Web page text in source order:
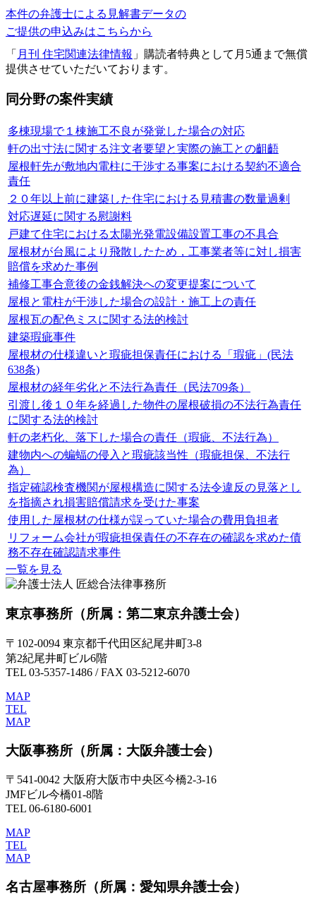
本件の弁護士による見解書データの
ご提供の申込みはこちらから
「 月刊 住宅関連法律情報 」購読者特典として月5通まで無償
提供させていただいております。
同分野の案件実績
多棟現場で１棟施工不良が発覚した場合の対応
軒の出寸法に関する注文者要望と実際の施工との齟齬
屋根軒先が敷地内電柱に干渉する事案における契約不適合
責任
２０年以上前に建築した住宅における見積書の数量過剰
対応遅延に関する慰謝料
戸建て住宅における太陽光発電設備設置工事の不具合
屋根材が台風により飛散したため，工事業者等に対し損害
賠償を求めた事例
補修工事合意後の金銭解決への変更提案について
屋根と電柱が干渉した場合の設計・施工上の責任
屋根瓦の配色ミスに関する法的検討
建築瑕疵事件
屋根材の仕様違いと瑕疵担保責任における「瑕疵」(民法
638条)
屋根材の経年劣化と不法行為責任（民法709条）
引渡し後１０年を経過した物件の屋根破損の不法行為責任
に関する法的検討
軒の老朽化、落下した場合の責任（瑕疵、不法行為）
建物内への蝙蝠の侵入と瑕疵該当性（瑕疵担保、不法行
為）
指定確認検査機関が屋根構造に関する法令違反の見落とし
を指摘され損害賠償請求を受けた事案
使用した屋根材の仕様が誤っていた場合の費用負担者
リフォーム会社が瑕疵担保責任の不存在の確認を求めた債
務不存在確認請求事件
一覧を見る
東京事務所 （所属：第二東京弁護士会）
〒102-0094 東京都千代田区紀尾井町3-8
第2紀尾井町ビル6階
TEL 03-5357-1486 / FAX 03-5212-6070
MAP
TEL
MAP
大阪事務所 （所属：大阪弁護士会）
〒541-0042 大阪府大阪市中央区今橋2-3-16
JMFビル今橋01-8階
TEL 06-6180-6001
MAP
TEL
MAP
名古屋事務所 （所属：愛知県弁護士会）